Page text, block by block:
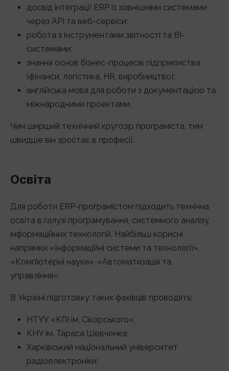
досвід інтеграції ERP із зовнішніми системами
через API та веб-сервіси;
робота з інструментами звітності та BI-
системами;
знання основ бізнес-процесів підприємства
(фінанси, логістика, HR, виробництво);
англійська мова для роботи з документацією та
міжнародними проектами.
Чим ширший технічний кругозір програміста, тим
швидше він зростає в професії.
Освіта
Для роботи ERP-програмістом підходить технічна
освіта в галузі програмування, системного аналізу,
інформаційних технологій. Найбільш корисні
напрямки «Інформаційні системи та технології»,
«Комп’ютерні науки», «Автоматизація та
управління».
В Україні підготовку таких фахівців проводять:
НТУУ «КПІ ім. Сікорського»;
КНУ ім. Тараса Шевченка;
Харківський національний університет
радіоелектроніки;